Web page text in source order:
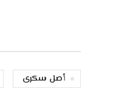
أصل سكرى